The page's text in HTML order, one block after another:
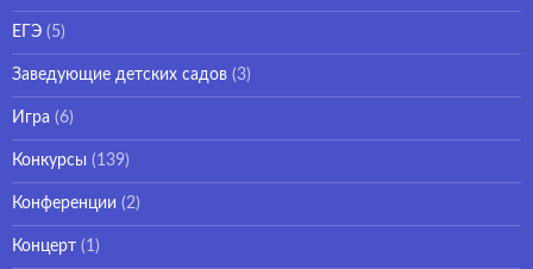
ЕГЭ (5)
Заведующие детских садов (3)
Игра (6)
Конкурсы (139)
Конференции (2)
Концерт (1)